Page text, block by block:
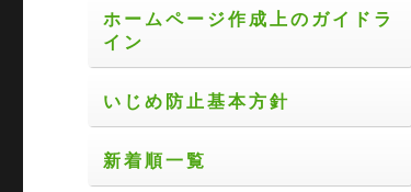
ホームページ作成上のガイドラ
イン
いじめ防止基本方針
新着順一覧